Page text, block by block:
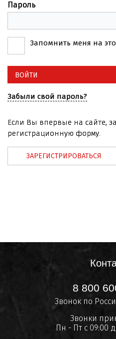
Пароль
Запомнить меня на
Забыли свой пароль?
Если Вы впервые на сайте,
регистрационную форму.
ЗАРЕГИСТРИРОВАТЬСЯ
8 800
Звонок по
Звонки
Пн - Пт с 09:00